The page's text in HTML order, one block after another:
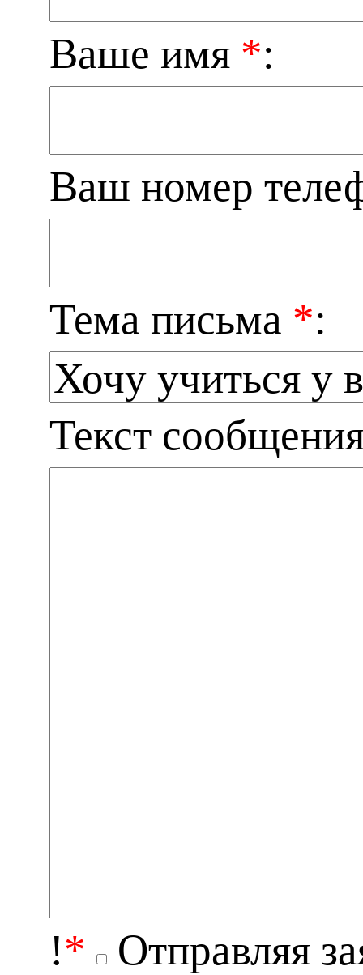
Ваше имя *:
Ваш номер
Тема письма *:
Текст
!*
Отправляя